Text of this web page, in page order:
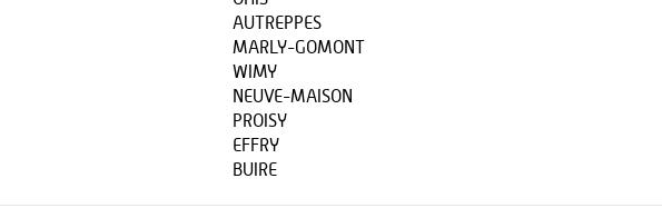
AUTREPPES
MARLY-GOMONT
WIMY
NEUVE-MAISON
PROISY
EFFRY
BUIRE